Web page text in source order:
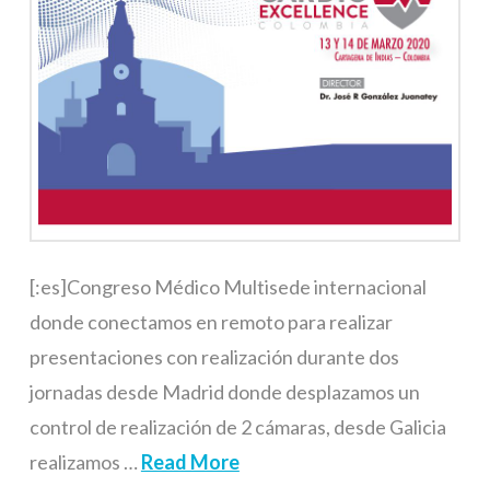
[:es]Congreso Médico Multisede internacional
donde conectamos en remoto para realizar
presentaciones con realización durante dos
jornadas desde Madrid donde desplazamos un
control de realización de 2 cámaras, desde Galicia
realizamos … Read More